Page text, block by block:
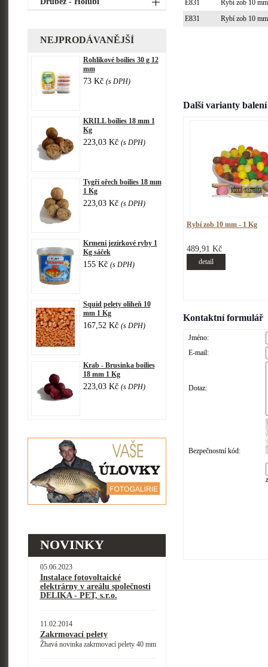
NEJPRODÁVANĚJŠÍ
Rohlikové boilies 30 g 12
mm
73 Kč (s DPH)
KRILL boilies 18 mm 1
Kg
223,03 Kč (s DPH)
Tygří ořech boilies 18 mm
1 Kg
223,03 Kč (s DPH)
Krmení jezírkové ryby 1
Kg sáček
155 Kč (s DPH)
Squid pelety oliheň 10
mm 1 Kg
167,52 Kč (s DPH)
Krab - Brusinka boilies
18 mm 1 Kg
223,03 Kč (s DPH)
NOVINKY
05.06.2023
Instalace fotovoltaické
elektrárny v areálu společnosti
DELIKA - PET, s.r.o.
11.02.2014
Zakrmovací pelety
Žhavá novinka zakrmovací pelety 40 mm
E831
Rybí zob 10
E831
Rybí zob 10
Další varianty balení
Rybí zob 10 mm - 1 Kg
489,91 Kč
detail
Kontaktní formulář
Jméno:
E-mail:
Dotaz:
Bezpečnostní kód: